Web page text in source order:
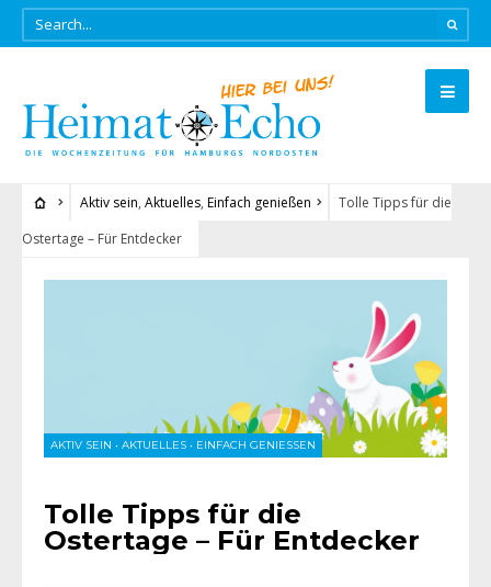
Aktiv sein, Aktuelles, Einfach genießen
Tolle Tipps für die
Ostertage – Für Entdecker
AKTIV SEIN • AKTUELLES • EINFACH GENIESSEN
Tolle Tipps für die
Ostertage – Für Entdecker